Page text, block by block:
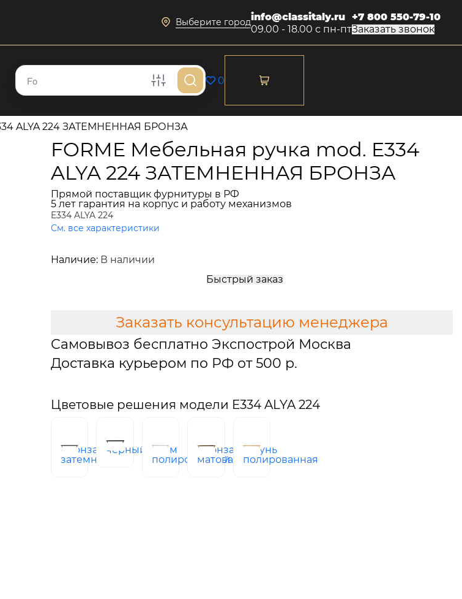
Выберите городinfo@classitaly.ru
09.00 - 18.00 с пн-пт
+7 800 550-79-10
Заказать звонок
0
ALYA 224 ЗАТЕМНЕННАЯ БРОНЗА
FORME Мебельная ручка mod. E334
ALYA 224 ЗАТЕМНЕННАЯ БРОНЗА
Прямой поставщик фурнитуры в РФ
5 лет гарантия на корпус и работу механизмов
E334 ALYA 224
См. все характеристики
Наличие: В наличии
Быстрый заказ
Заказать консультацию менеджера
Самовывоз бесплатно Экспострой Москва
Доставка курьером по РФ от 500 р.
Цветовые решения модели E334 ALYA 224
бронза
затемненная
черный
хром
полированный
бронза
матовая
латунь
полированная